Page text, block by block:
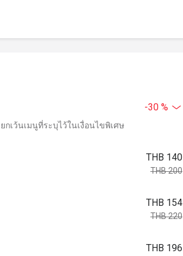
-30 %
เว้นเมนูที่ระบุไว้ในเงื่อนไขพิเศษ
THB 140
THB 200
THB 154
THB 220
THB 196